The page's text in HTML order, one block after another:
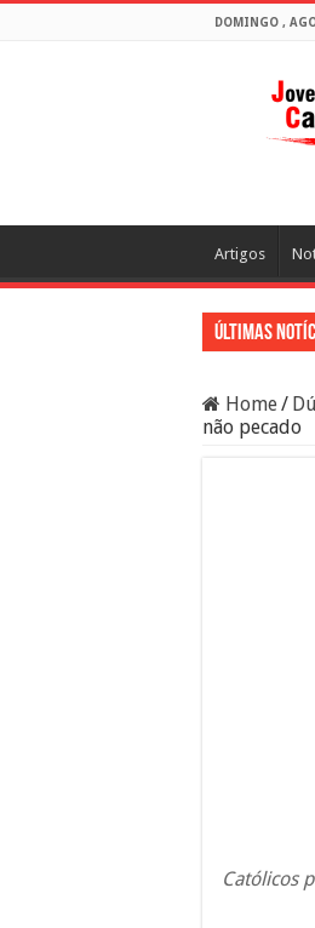
DOMINGO ,
Artigos
Últimas
Home/
não pecado
Católicos